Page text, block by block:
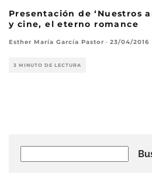
Presentación de ‘Nuestros
y cine, el eterno romance
Esther María García Pastor · 23/04/2016
3 MINUTO DE LECTURA